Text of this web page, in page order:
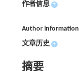
作者信息 +
Author information
文章历史 +
摘要